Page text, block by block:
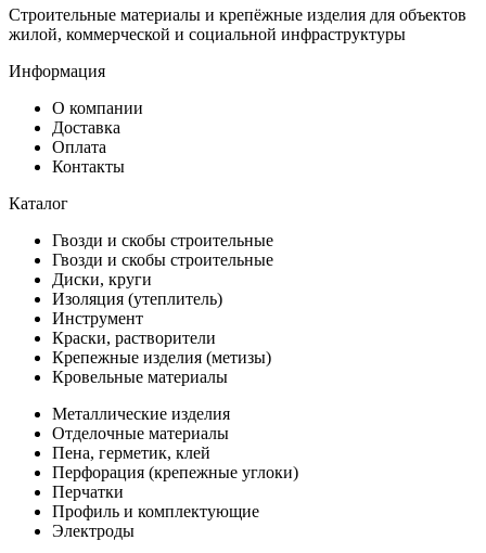
Строительные материалы и крепёжные изделия для объектов
жилой, коммерческой и социальной инфраструктуры
Информация
О компании
Доставка
Оплата
Контакты
Каталог
Гвозди и скобы строительные
Гвозди и скобы строительные
Диски, круги
Изоляция (утеплитель)
Инструмент
Краски, растворители
Крепежные изделия (метизы)
Кровельные материалы
Металлические изделия
Отделочные материалы
Пена, герметик, клей
Перфорация (крепежные углоки)
Перчатки
Профиль и комплектующие
Электроды